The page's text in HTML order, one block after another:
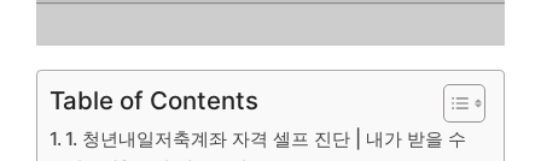
Table of Contents
1. 청년내일저축계좌 자격 셀프 진단 | 내가 받을 수